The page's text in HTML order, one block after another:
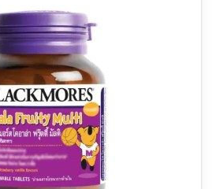
งอารมณ์ ความจำ ความรู้สึก
อนไหว